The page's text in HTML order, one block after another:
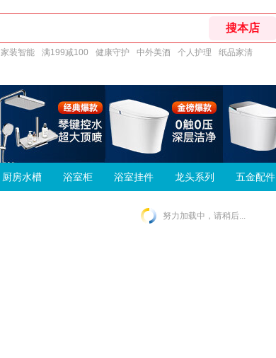
家装智能 满199减100 健康守护 中外美酒 个人护理 纸品家清
厨房水槽 浴室柜 浴室挂件 龙头系列 五金配件
努力加载中，请稍后...